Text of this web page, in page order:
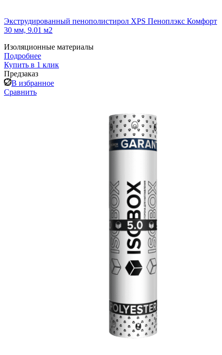
Экструдированный пенополистирол XPS Пеноплэкс Комфорт
30 мм, 9.01 м2
Изоляционные материалы
Подробнее
Купить в 1 клик
Предзаказ
В избранное
Сравнить